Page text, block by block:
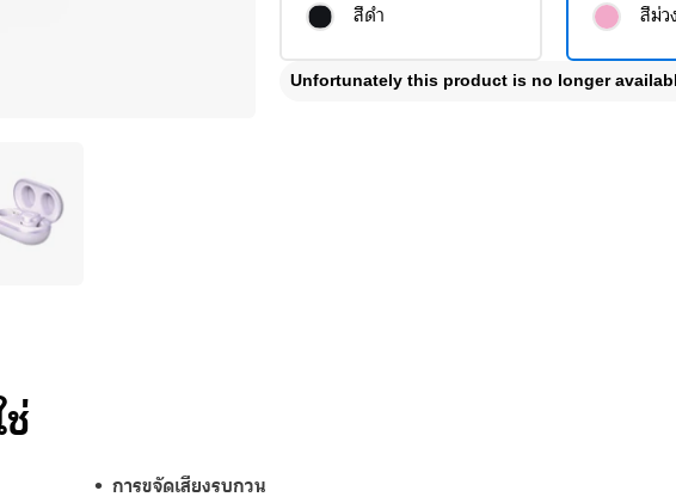
สีดำ สีม่วง
Unfortunately this product is no longer
การขจัดเสียงรบกวน